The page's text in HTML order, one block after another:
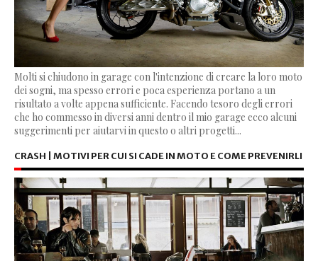
Molti si chiudono in garage con l'intenzione di creare la loro moto
dei sogni, ma spesso errori e poca esperienza portano a un
risultato a volte appena sufficiente. Facendo tesoro degli errori
che ho commesso in diversi anni dentro il mio garage ecco alcuni
suggerimenti per aiutarvi in questo o altri progetti...
CRASH | MOTIVI PER CUI SI CADE IN MOTO E COME PREVENIRLI